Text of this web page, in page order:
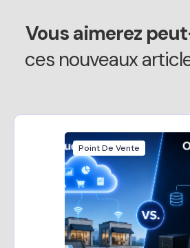
Vous aimerez
ces nouveaux
Point De Vente